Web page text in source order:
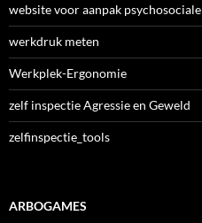
website voor aanpak psychosociale
werkdruk meten
Werkplek-Ergonomie
zelf inspectie Agressie en Geweld
zelfinspectie_tools
ARBOGAMES